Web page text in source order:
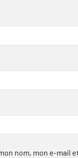
nom, mon e-mail